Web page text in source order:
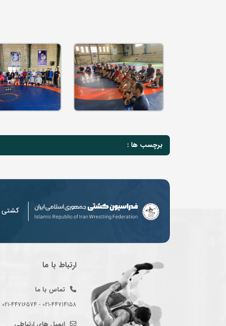
برچسب ها :
کشتی
ارتباط با ما
تماس با ما
021-44714158 - 021-44716574 - 021-44714489